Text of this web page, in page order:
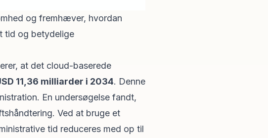
og fremhæver, hvordan
tid og betydelige
at det cloud-baserede
11,36 milliarder i 2034. Denne
En undersøgelse fandt,
Ved at bruge et
tid reduceres med op til